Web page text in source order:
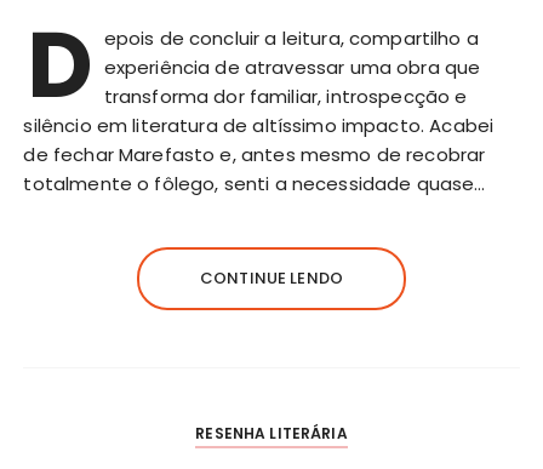
D epois de concluir a leitura, compartilho a
experiência de atravessar uma obra que
transforma dor familiar, introspecção e
silêncio em literatura de altíssimo impacto. Acabei
de fechar Marefasto e, antes mesmo de recobrar
totalmente o fôlego, senti a necessidade quase…
CONTINUE LENDO
RESENHA LITERÁRIA